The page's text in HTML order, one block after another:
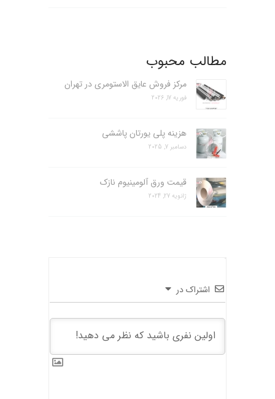
مطالب محبوب
مرکز فروش عایق الاستومری در تهران
فوریه 17, 2026
هزینه پلی یورتان پاششی
دسامبر 7, 2025
قیمت ورق آلومینیوم نازک
ژانویه 27, 2024
اشتراک در